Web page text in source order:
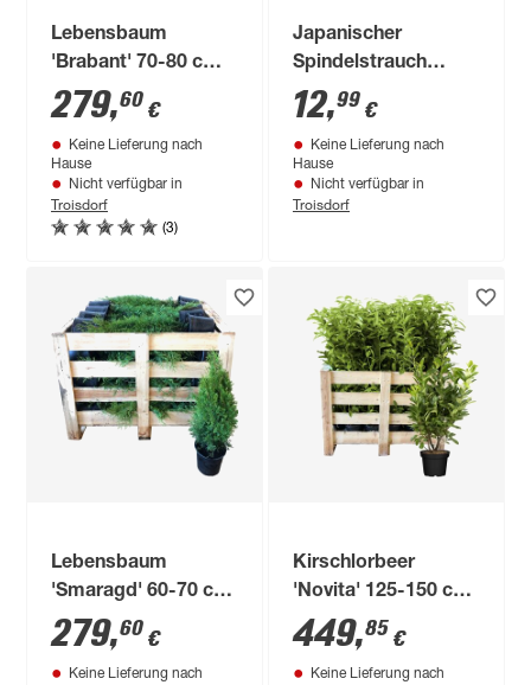
Lebensbaum
'Brabant' 70-80 cm
40 Stück
279,60 €
Keine Lieferung nach
Hause
Nicht verfügbar in
Troisdorf
(3)
Japanischer
Spindelstrauch
'Bravo' Busch 18 cm
Topf
12,99 €
Keine Lieferung nach
Hause
Nicht verfügbar in
Troisdorf
Lebensbaum
'Smaragd' 60-70 cm,
40 Stück
279,60 €
Keine Lieferung nach
Kirschlorbeer
'Novita' 125-150 cm
15 Stück, 27 cm Topf
449,85 €
Keine Lieferung nach